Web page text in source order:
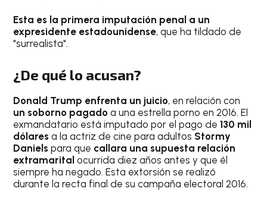
Esta es la primera imputación penal a un
expresidente estadounidense, que ha tildado de
"surrealista".
¿De qué lo acusan?
Donald Trump enfrenta un juicio, en relación con
un soborno pagadoa una estrella porno en 2016. El
exmandatario está imputado por el pago de130 mil
dólaresa la actriz de cine para adultos Stormy
Daniels para que callara una supuesta relación
extramarital ocurrida diez años antes y que él
siempre ha negado. Esta extorsión se realizó
durante la recta final de su campaña electoral 2016.